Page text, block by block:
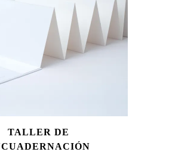
TALLER DE